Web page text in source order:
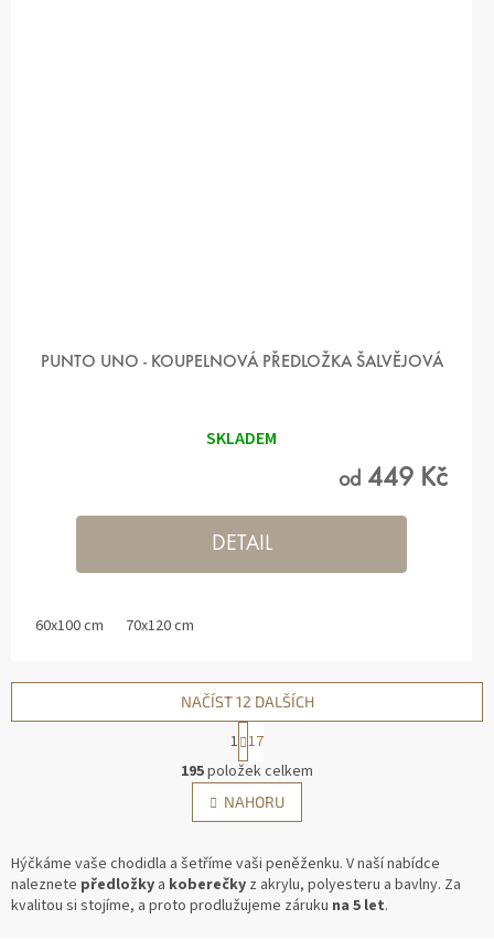
PUNTO UNO - KOUPELNOVÁ PŘEDLOŽKA ŠALVĚJOVÁ
SKLADEM
od 449 Kč
DETAIL
60x100 cm 70x120 cm
O
V
L
Á
A
C
Í
NAČÍST 12 DALŠÍCH
S
Á
N
K
O
1 17
195položek celkem
NAHORU
Hýčkáme vaše chodidla a šetříme vaši peněženku. V naší nabídce
naleznete předložky a koberečky z akrylu, polyesteru a bavlny. Za
kvalitou si stojíme, a proto prodlužujeme záruku na 5 let.